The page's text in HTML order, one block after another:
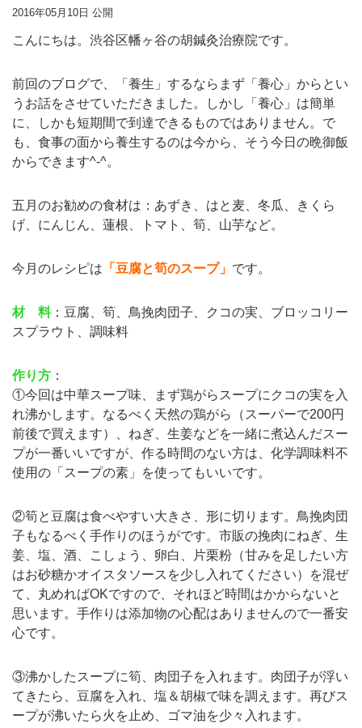
2016年05月10日 公開
こんにちは。渋谷区幡ヶ谷の胡鍼灸治療院です。
前回のブログで、「養生」するならまず「養心」からとい
うお話をさせていただきました。しかし「養心」は簡単
に、しかも短期間で到達できるものではありません。で
も、食事の面から養生するのは今から、そう今日の晩御飯
からできます^-^。
五月のお勧めの食材は：あずき、はと麦、冬瓜、きくら
げ、にんじん、蓮根、トマト、筍、山芋など。
今月のレシピは 「豆腐と筍のスープ」 です。
材 料：豆腐、筍、鳥挽肉団子、クコの実、ブロッコリー
スプラウト、調味料
作り方 ：
①今回は中華スープ味、まず鶏がらスープにクコの実を入
れ沸かします。なるべく天然の鶏がら（スーパーで200円
前後で買えます）、ねぎ、生姜などを一緒に煮込んだスー
プが一番いいですが、作る時間のない方は、化学調味料不
使用の「スープの素」を使ってもいいです。
②筍と豆腐は食べやすい大きさ、形に切ります。鳥挽肉団
子もなるべく手作りのほうがです。市販の挽肉にねぎ、生
姜、塩、酒、こしょう、卵白、片栗粉（甘みを足したい方
はお砂糖かオイスタソースを少し入れてください）を混ぜ
て、丸めればOKですので、それほど時間はかからないと
思います。手作りは添加物の心配はありませんので一番安
心です。
③沸かしたスープに筍、肉団子を入れます。肉団子が浮い
てきたら、豆腐を入れ、塩＆胡椒で味を調えます。再びス
ープが沸いたら火を止め、ゴマ油を少々入れます。